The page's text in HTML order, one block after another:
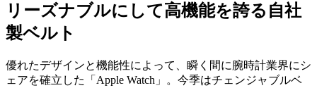
リーズナブルにして高機能を誇る自社
製ベルト
優れたデザインと機能性によって、瞬く間に腕時計業界にシ
ェアを確立した「Apple Watch」。今季はチェンジャブルベ